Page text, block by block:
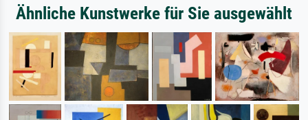
Ähnliche Kunstwerke für Sie ausgewählt